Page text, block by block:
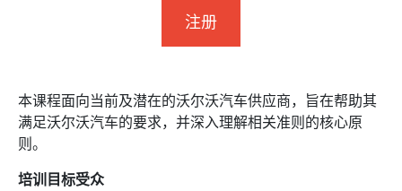
注册
本课程面向当前及潜在的沃尔沃汽车供应商，旨在帮助其
满足沃尔沃汽车的要求，并深入理解相关准则的核心原
则。
培训目标受众